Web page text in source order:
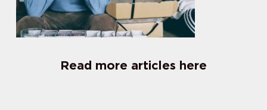
Read more articles here